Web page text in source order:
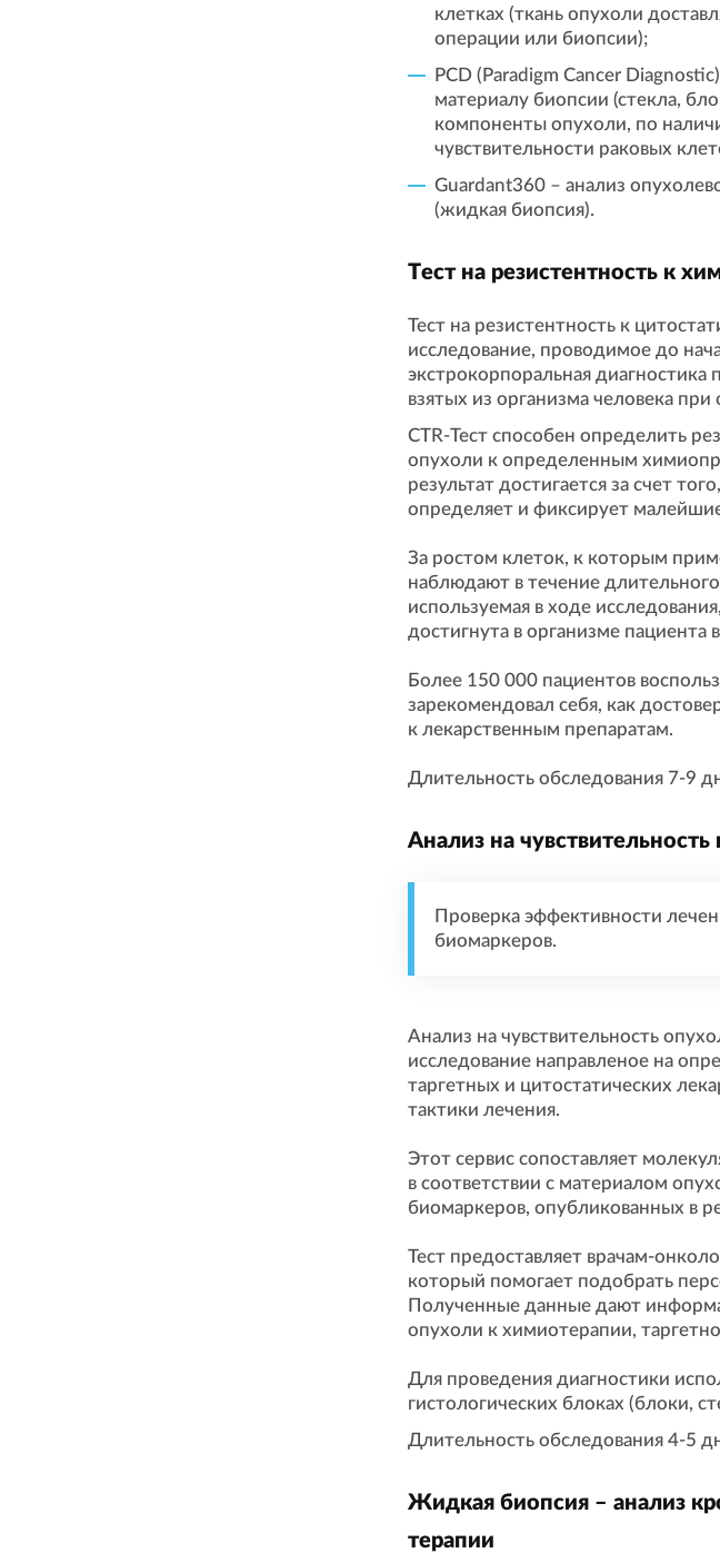
клетках (ткань опухоли
операции или биопсии);
PCD (Paradigm Cancer
материалу биопсии (стекла,
компоненты опухоли, по
чувствительности раковых
Guardant360 – анализ
(жидкая биопсия).
Тест на резистентность к
Тест на резистентность к
исследование, проводимое до
экстрокорпоральная
взятых из организма человека
CTR-Тест способен определить
опухоли к определенным
результат достигается за счет
определяет и фиксирует
За ростом клеток, к которым
наблюдают в течение
используемая в ходе
достигнута в организме пациента
Более 150 000 пациентов
зарекомендовал себя, как
к лекарственным препаратам.
Длительность обследования 7-9
Анализ на
Проверка эффективности
биомаркеров.
Анализ на чувствительность
исследование направленое на
таргетных и цитостатических
тактики лечения.
Этот сервис сопоставляет
в соответствии с материалом
биомаркеров, опубликованных в
Тест предоставляет врачам-
который помогает подобрать
Полученные данные дают
опухоли к химиотерапии,
Для проведения диагностики
гистологических блоках (блоки,
Длительность обследования 4-5
Жидкая биопсия – анализ
терапии